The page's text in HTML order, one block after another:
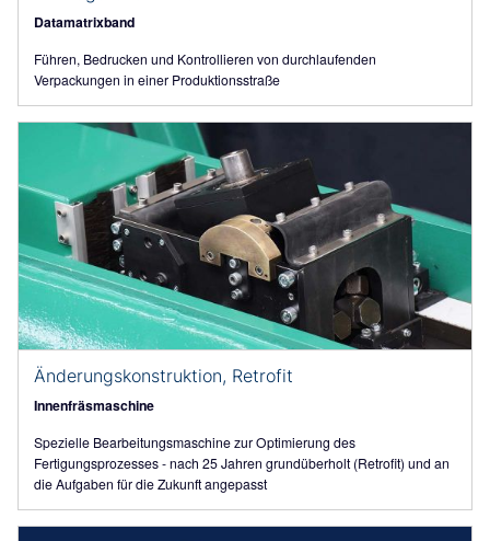
Datamatrixband
Führen, Bedrucken und Kontrollieren von durchlaufenden
Verpackungen in einer Produktionsstraße
Änderungskonstruktion, Retrofit
Innenfräsmaschine
Spezielle Bearbeitungsmaschine zur Optimierung des
Fertigungsprozesses - nach 25 Jahren grundüberholt (Retrofit) und an
die Aufgaben für die Zukunft angepasst